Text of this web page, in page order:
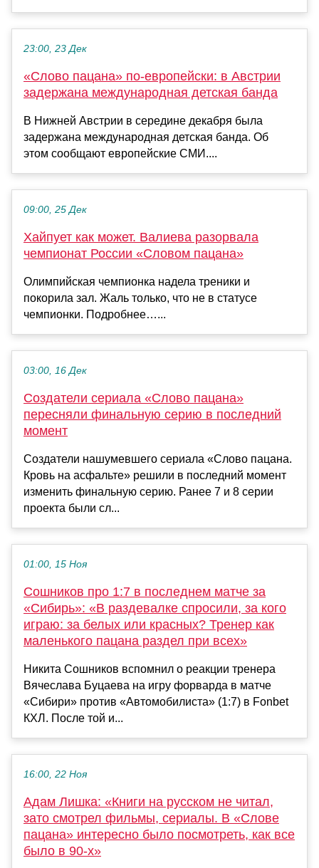
23:00, 23 Дек
«Слово пацана» по-европейски: в Австрии
задержана международная детская банда
В Нижней Австрии в середине декабря была
задержана международная детская банда. Об
этом сообщают европейские СМИ....
09:00, 25 Дек
Хайпует как может. Валиева разорвала
чемпионат России «Словом пацана»
Олимпийская чемпионка надела треники и
покорила зал. Жаль только, что не в статусе
чемпионки. Подробнее…...
03:00, 16 Дек
Создатели сериала «Слово пацана»
пересняли финальную серию в последний
момент
Создатели нашумевшего сериала «Слово пацана.
Кровь на асфальте» решили в последний момент
изменить финальную серию. Ранее 7 и 8 серии
проекта были сл...
01:00, 15 Ноя
Сошников про 1:7 в последнем матче за
«Сибирь»: «В раздевалке спросили, за кого
играю: за белых или красных? Тренер как
маленького пацана раздел при всех»
Никита Сошников вспомнил о реакции тренера
Вячеслава Буцаева на игру форварда в матче
«Сибири» против «Автомобилиста» (1:7) в Fonbet
КХЛ. После той и...
16:00, 22 Ноя
Адам Лишка: «Книги на русском не читал,
зато смотрел фильмы, сериалы. В «Слове
пацана» интересно было посмотреть, как все
было в 90-х»